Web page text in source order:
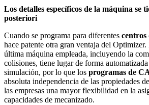
Los detalles específicos de la máquina se
posteriori
Cuando se programa para diferentes centros
hace patente otra gran ventaja del
última máquina empleada, incluyendo la
colisiones, tiene lugar de forma
simulación, por lo que los programas de
absoluta independencia de las propiedades
las empresas una mayor flexibilidad en la
capacidades de mecanizado.